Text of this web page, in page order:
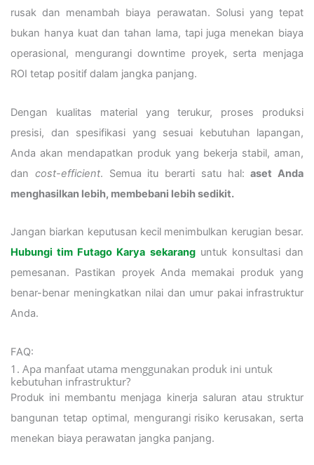
rusak dan menambah biaya perawatan. Solusi yang tepat
bukan hanya kuat dan tahan lama, tapi juga menekan biaya
operasional, mengurangi downtime proyek, serta menjaga
ROI tetap positif dalam jangka panjang.
Dengan kualitas material yang terukur, proses produksi
presisi, dan spesifikasi yang sesuai kebutuhan lapangan,
Anda akan mendapatkan produk yang bekerja stabil, aman,
dan cost-efficient. Semua itu berarti satu hal:aset Anda
menghasilkan lebih, membebani lebih sedikit.
Jangan biarkan keputusan kecil menimbulkan kerugian besar.
Hubungi tim Futago Karya sekaranguntuk konsultasi dan
pemesanan. Pastikan proyek Anda memakai produk yang
benar-benar meningkatkan nilai dan umur pakai infrastruktur
Anda.
FAQ:
1. Apa manfaat utama menggunakan produk ini untuk
kebutuhan infrastruktur?
Produk ini membantu menjaga kinerja saluran atau struktur
bangunan tetap optimal, mengurangi risiko kerusakan, serta
menekan biaya perawatan jangka panjang.